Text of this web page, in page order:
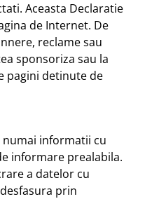
Aceasta Declaratie
de Internet. De
reclame sau
sponsoriza sau la
pagini detinute de
numai informatii cu
informare prealabila.
a datelor cu
prin